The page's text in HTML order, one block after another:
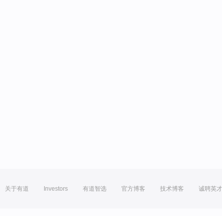
关于有道 Investors 有道智选 官方博客 技术博客 诚聘英才